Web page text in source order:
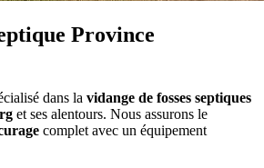
Province
dans la vidange de fosses septiques
et ses alentours. Nous assurons le
complet avec un équipement